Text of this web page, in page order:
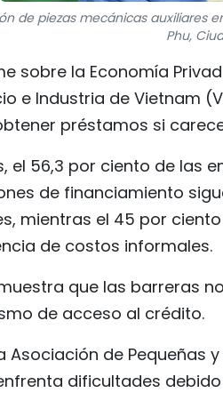
de piezas mecánicas auxiliares
Phu,
sobre la Economía
e Industria de Vietnam
préstamos si
el 56,3 por ciento de las
de financiamiento
mientras el 45 por
de costos informales.
que las barreras
de acceso al crédito.
Asociación de Pequeñas
dificultades